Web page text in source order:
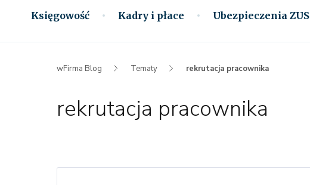
Księgowość Kadry i płace Ubezpieczenia ZUS
wFirma Blog Tematy rekrutacja pracownika
rekrutacja pracownika